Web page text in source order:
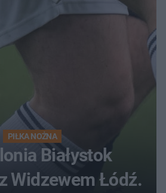
PIŁKA NOŻNA
Białystok
Widzewem Łódź.